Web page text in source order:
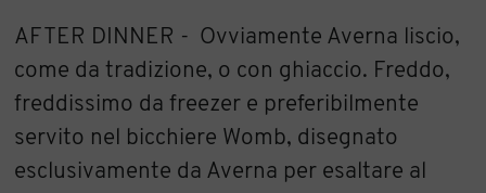
AFTER DINNER - Ovviamente Averna liscio,
come da tradizione, o con ghiaccio. Freddo,
freddissimo da freezer e preferibilmente
servito nel bicchiere Womb, disegnato
esclusivamente da Averna per esaltare al